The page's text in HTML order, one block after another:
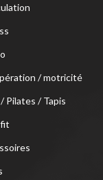
/ motricité
Pilates / Tapis